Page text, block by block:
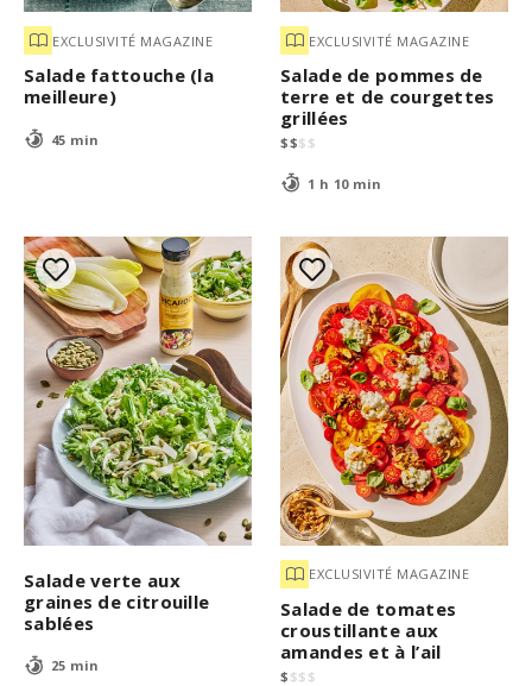
EXCLUSIVITÉ MAGAZINE
Salade fattouche (la
meilleure)
45 min
EXCLUSIVITÉ MAGAZINE
Salade de pommes de
terre et de courgettes
grillées
$$$ $
1 h 10 min
Salade verte aux
graines de citrouille
sablées
25 min
EXCLUSIVITÉ MAGAZINE
Salade de tomates
croustillante aux
amandes et à l’ail
$ $$ $